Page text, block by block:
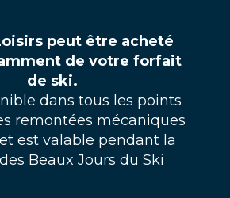
peut être acheté
de votre forfait
de ski.
dans tous les points
remontées mécaniques
est valable pendant la
Beaux Jours du Ski